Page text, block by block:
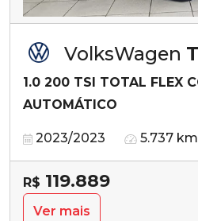
VolksWagen
1.0 200 TSI TOTAL FLEX
AUTOMÁTICO
2023/2023 5.737 km
R$ 119.889
Ver mais